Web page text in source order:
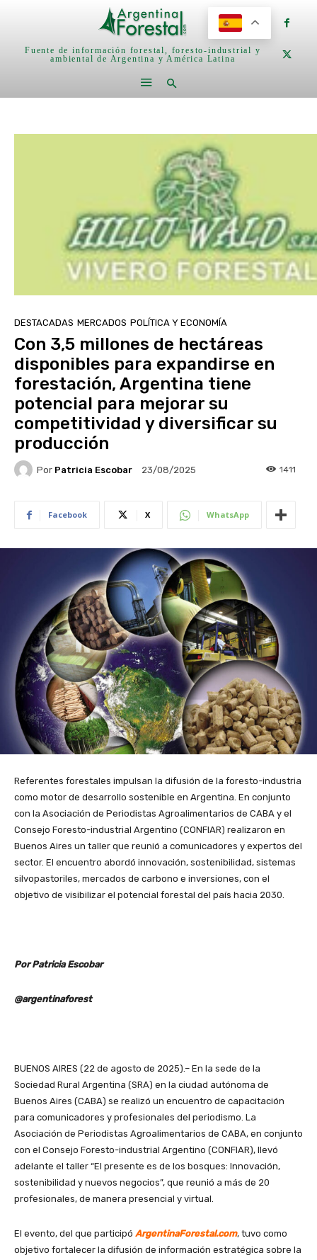
Fuente de información forestal, foresto-industrial y
ambiental de Argentina y América Latina
DESTACADAS MERCADOS POLÍTICA Y ECONOMÍA
Con 3,5 millones de hectáreas
disponibles para expandirse en
forestación, Argentina tiene
potencial para mejorar su
competitividad y diversificar su
producción
Por Patricia Escobar 23/08/2025 1411
Facebook X WhatsApp
Referentes forestales impulsan la difusión de la foresto-industria
como motor de desarrollo sostenible en Argentina. En conjunto
con la Asociación de Periodistas Agroalimentarios de CABA y el
Consejo Foresto-industrial Argentino (CONFIAR) realizaron en
Buenos Aires un taller que reunió a comunicadores y expertos del
sector. El encuentro abordó innovación, sostenibilidad, sistemas
silvopastoriles, mercados de carbono e inversiones, con el
objetivo de visibilizar el potencial forestal del país hacia 2030.
Por Patricia Escobar
@argentinaforest
BUENOS AIRES (22 de agosto de 2025).– En la sede de la
Sociedad Rural Argentina (SRA) en la ciudad autónoma de
Buenos Aires (CABA) se realizó un encuentro de capacitación
para comunicadores y profesionales del periodismo. La
Asociación de Periodistas Agroalimentarios de CABA, en conjunto
con el Consejo Foresto-industrial Argentino (CONFIAR), llevó
adelante el taller “El presente es de los bosques: Innovación,
sostenibilidad y nuevos negocios”, que reunió a más de 20
profesionales, de manera presencial y virtual.
El evento, del que participó ArgentinaForestal.com, tuvo como
objetivo fortalecer la difusión de información estratégica sobre la